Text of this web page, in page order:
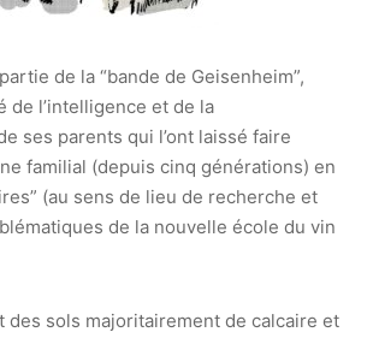
de la “bande de Geisenheim”,
de l’intelligence et de la
ses parents qui l’ont laissé faire
familial (depuis cinq générations) en
(au sens de lieu de recherche et
de la nouvelle école du vin
des sols majoritairement de calcaire et